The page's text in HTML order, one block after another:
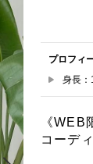
プロフィ
身長
《
コーデ